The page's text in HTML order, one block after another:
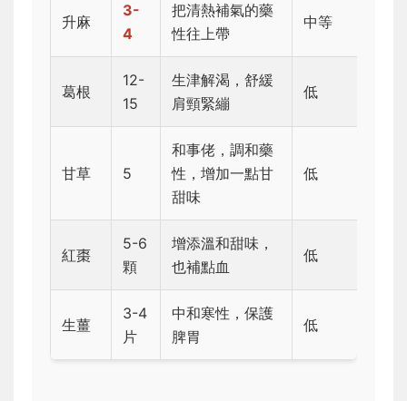
升麻
3-
4
把清熱補氣的藥
性往上帶
中等
葛根
12-
15
生津解渴，舒緩
肩頸緊繃
低
甘草 5
和事佬，調和藥
性，增加一點甘
甜味
低
紅棗
5-6
顆
增添溫和甜味，
也補點血
低
生薑
3-4
片
中和寒性，保護
脾胃
低